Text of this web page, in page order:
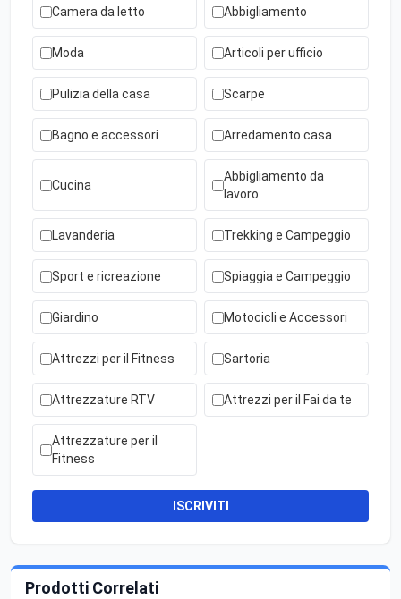
Camera da letto Abbigliamento
Moda Articoli per ufficio
Pulizia della casa Scarpe
Bagno e accessori Arredamento casa
Cucina
Abbigliamento da
lavoro
Lavanderia Trekking e Campeggio
Sport e ricreazione Spiaggia e Campeggio
Giardino Motocicli e Accessori
Attrezzi per il Fitness Sartoria
Attrezzature RTV Attrezzi per il Fai da te
Attrezzature per il
Fitness
ISCRIVITI
Prodotti Correlati